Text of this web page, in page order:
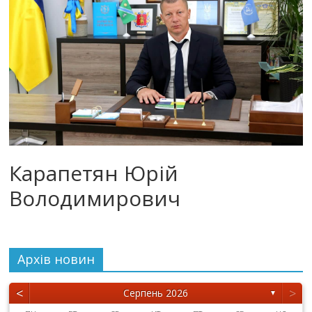
Карапетян Юрій
Володимирович
Архiв новин
< Серпень 2026 ▼ >